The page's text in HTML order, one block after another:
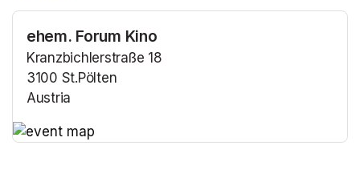
ehem. Forum Kino
Kranzbichlerstraße 18
3100 St.Pölten
Austria